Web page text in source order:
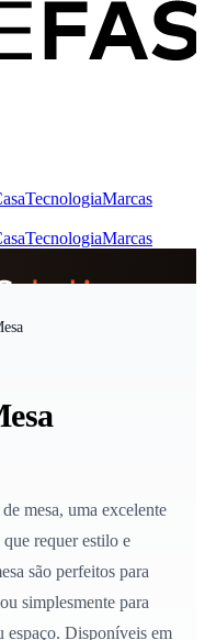
TecnologiaMarcas
TecnologiaMarcas
mesa, uma excelente
requer estilo e
são perfeitos para
simplesmente para
espaço. Disponíveis em